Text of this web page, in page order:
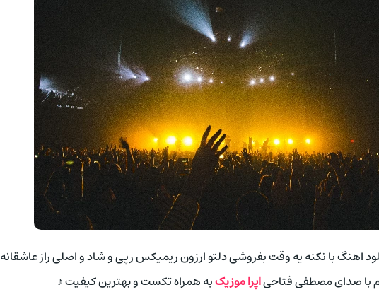
اهنگ با نکنه یه وقت بفروشی دلتو ارزون ریمیکس رپی و شاد و اصلی راز عاشقانه
با صدای مصطفی فتاحیاپرا موزیکبه همراه تکست و بهترین کیفیت ♪